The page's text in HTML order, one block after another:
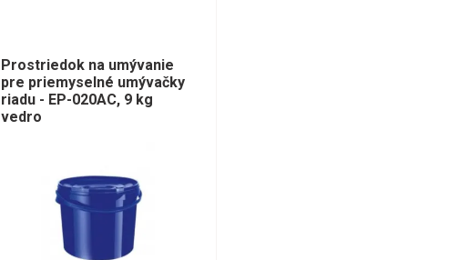
Prostriedok na umývanie
pre priemyselné umývačky
riadu - EP-020AC, 9 kg
vedro